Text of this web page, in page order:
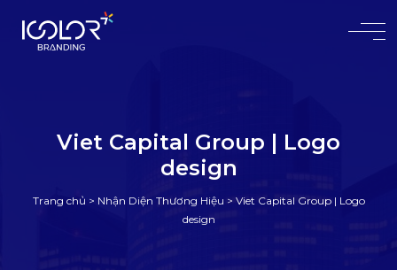
#
Viet Capital Group | Logo
design
Trang chủ > Nhận Diện Thương Hiệu > Viet Capital Group | Logo
design